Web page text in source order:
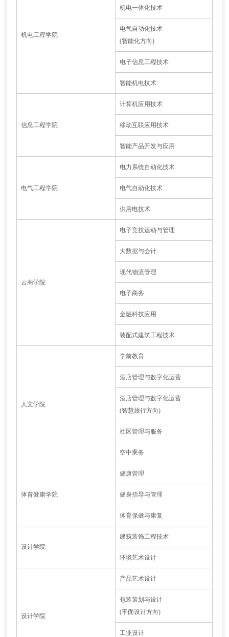
机电工程学院
机电一体化技术
电气自动化技术
(智能化方向)
电子信息工程技术
智能机电技术
信息工程学院
计算机应用技术
移动互联应用技术
智能产品开发与应用
电气工程学院
电力系统自动化技术
电气自动化技术
供用电技术
云商学院
电子竞技运动与管理
大数据与会计
现代物流管理
电子商务
金融科技应用
装配式建筑工程技术
人文学院
学前教育
酒店管理与数字化运营
酒店管理与数字化运营
(智慧旅行方向)
社区管理与服务
空中乘务
体育健康学院
健康管理
健身指导与管理
体育保健与康复
设计学院
建筑装饰工程技术
环境艺术设计
设计学院
产品艺术设计
包装策划与设计
(平面设计方向)
工业设计